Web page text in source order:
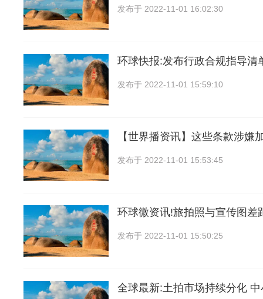
发布于 2022-11-01 16:02:30
环球快报:发布行政合规指导清
发布于 2022-11-01 15:59:10
【世界播资讯】这些条款涉嫌
发布于 2022-11-01 15:53:45
环球微资讯!旅拍照与宣传图差
发布于 2022-11-01 15:50:25
全球最新:土拍市场持续分化